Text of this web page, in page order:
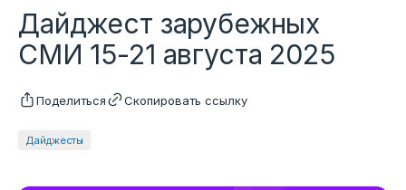
Контакты
Документы
Дайджесты
Дайджест зарубежных
СМИ 15-21 августа 2025
Поделиться Скопировать ссылку